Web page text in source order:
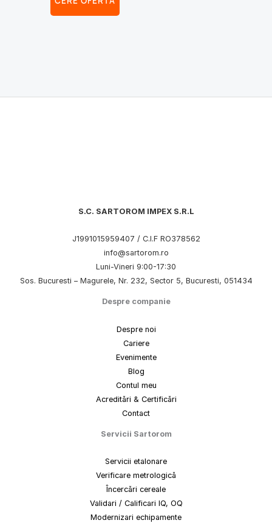
S.C. SARTOROM IMPEX S.R.L
J1991015959407 / C.I.F RO378562
info@sartorom.ro
Luni-Vineri 9:00-17:30
Sos. Bucuresti – Magurele, Nr. 232, Sector 5, Bucuresti, 051434
Despre companie
Despre noi
Cariere
Evenimente
Blog
Contul meu
Acreditări & Certificări
Contact
Servicii Sartorom
Servicii etalonare
Verificare metrologică
Încercări cereale
Validari / Calificari IQ, OQ
Modernizari echipamente